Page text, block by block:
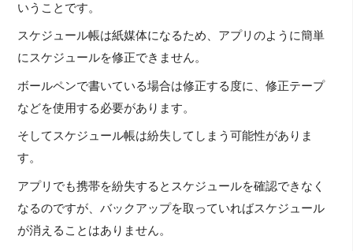
いうことです。
スケジュール帳は紙媒体になるため、アプリのように簡単
にスケジュールを修正できません。
ボールペンで書いている場合は修正する度に、修正テープ
などを使用する必要があります。
そしてスケジュール帳は紛失してしまう可能性がありま
す。
アプリでも携帯を紛失するとスケジュールを確認できなく
なるのですが、バックアップを取っていればスケジュール
が消えることはありません。